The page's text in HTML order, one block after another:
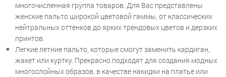
многочисленная группа товаров. Для Вас представлены
женские пальто широкой цветовой гаммы, от классических
нейтральных оттенков до ярких трендовых цветов и дерзких
принтов.
Легкие летние пальто, которые смогут заменить кардиган,
жакет или куртку. Прекрасно подходят для создания модных
многослойных образов, в качестве накидки на платье или